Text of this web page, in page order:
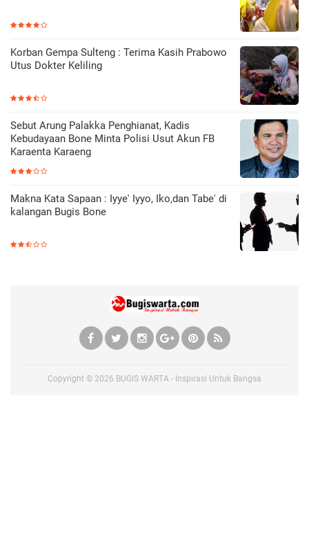
Korban Gempa Sulteng : Terima Kasih Prabowo
Utus Dokter Keliling
Sebut Arung Palakka Penghianat, Kadis
Kebudayaan Bone Minta Polisi Usut Akun FB
Karaenta Karaeng
Makna Kata Sapaan : Iyye' Iyyo, Iko,dan Tabe' di
kalangan Bugis Bone
Copyright © 2026 BUGIS WARTA - Inspirasi Untuk Bangsa